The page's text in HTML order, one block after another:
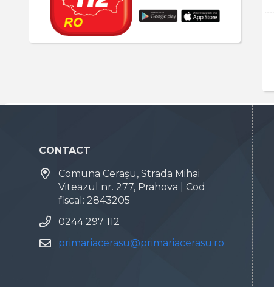
CONTACT
Comuna Cerașu, Strada Mihai
Viteazul nr. 277, Prahova | Cod
fiscal: 2843205
0244 297 112
primariacerasu@primariacerasu.ro